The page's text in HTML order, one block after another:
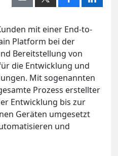
mit einer End-to-
Platform bei der
Bereitstellung von
die Entwicklung und
Mit sogenannten
Prozess erstellter
Entwicklung bis zur
Geräten umgesetzt
und